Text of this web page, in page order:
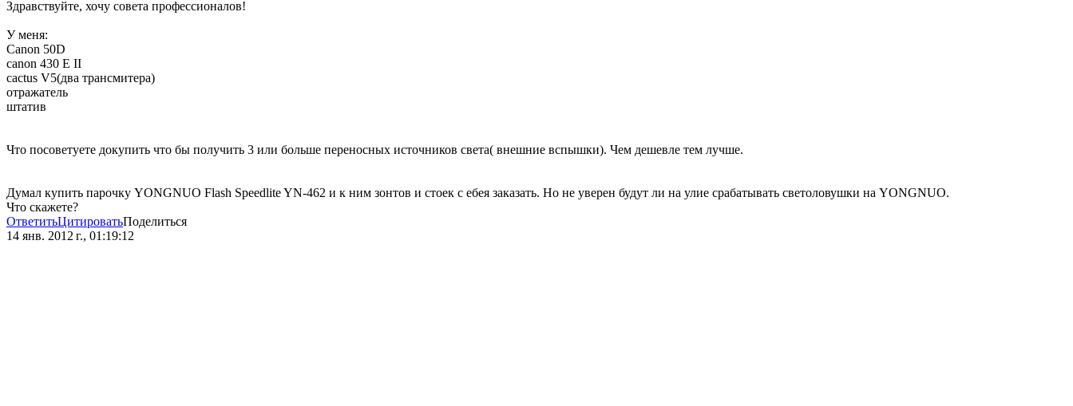
Здравствуйте, хочу совета профессионалов!
У меня:
Canon 50D
canon 430 E II
cactus V5(два трансмитера)
отражатель
штатив
Что посоветуете докупить что бы получить 3 или больше переносных источников света( внешние вспышки). Чем дешевле тем лучше.
Думал купить парочку YONGNUO Flash Speedlite YN-462 и к ним зонтов и стоек с ебея заказать. Но не уверен будут ли на улие срабатывать светоловушки на YONGNUO.
Что скажете?
ОтветитьЦитироватьПоделиться
14 янв. 2012 г., 01:19:12